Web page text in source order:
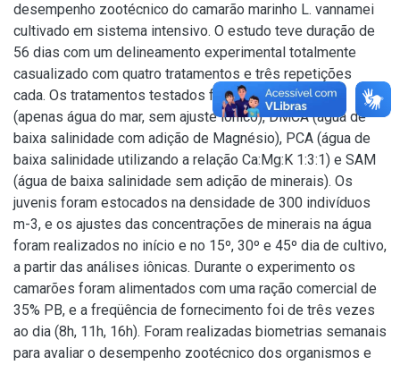
desempenho zootécnico do camarão marinho L. vannamei
cultivado em sistema intensivo. O estudo teve duração de
56 dias com um delineamento experimental totalmente
casualizado com quatro tratamentos e três repetições
cada. Os tratamentos testados foram: AM – controle
(apenas água do mar, sem ajuste iônico), DMCA (água de
baixa salinidade com adição de Magnésio), PCA (água de
baixa salinidade utilizando a relação Ca:Mg:K 1:3:1) e SAM
(água de baixa salinidade sem adição de minerais). Os
juvenis foram estocados na densidade de 300 indivíduos
m-3, e os ajustes das concentrações de minerais na água
foram realizados no início e no 15º, 30º e 45º dia de cultivo,
a partir das análises iônicas. Durante o experimento os
camarões foram alimentados com uma ração comercial de
35% PB, e a freqüência de fornecimento foi de três vezes
ao dia (8h, 11h, 16h). Foram realizadas biometrias semanais
para avaliar o desempenho zootécnico dos organismos e